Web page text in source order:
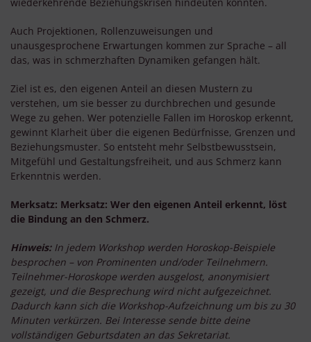
Auch Projektionen, Rollenzuweisungen und
unausgesprochene Erwartungen kommen zur Sprache – all
das, was in schmerzhaften Dynamiken gefangen hält.
Ziel ist es, den eigenen Anteil an diesen Mustern zu
verstehen, um sie besser zu durchbrechen und gesunde
Wege zu gehen. Wer potenzielle Fallen im Horoskop erkennt,
gewinnt Klarheit über die eigenen Bedürfnisse, Grenzen und
Beziehungsmuster. So entsteht mehr Selbstbewusstsein,
Mitgefühl und Gestaltungsfreiheit, und aus Schmerz kann
Erkenntnis werden.
Merksatz: Merksatz: Wer den eigenen Anteil erkennt, löst
die Bindung an den Schmerz.
Hinweis:In jedem Workshop werden Horoskop-Beispiele
besprochen – von Prominenten und/oder Teilnehmern.
Teilnehmer-Horoskope werden ausgelost, anonymisiert
gezeigt, und die Besprechung wird nicht aufgezeichnet.
Dadurch kann sich die Workshop-Aufzeichnung um bis zu 30
Minuten verkürzen. Bei Interesse sende bitte deine
vollständigen Geburtsdaten an das Sekretariat.